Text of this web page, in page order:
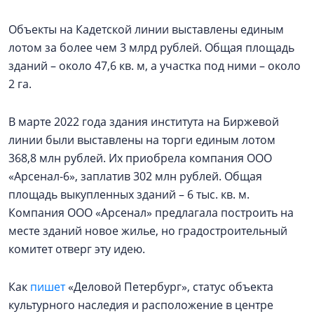
Объекты на Кадетской линии выставлены единым
лотом за более чем 3 млрд рублей. Общая площадь
зданий – около 47,6 кв. м, а участка под ними – около
2 га.
В марте 2022 года здания института на Биржевой
линии были выставлены на торги единым лотом
368,8 млн рублей. Их приобрела компания ООО
«Арсенал-6», заплатив 302 млн рублей. Общая
площадь выкупленных зданий – 6 тыс. кв. м.
Компания ООО «Арсенал» предлагала построить на
месте зданий новое жилье, но градостроительный
комитет отверг эту идею.
Как пишет«Деловой Петербург», статус объекта
культурного наследия и расположение в центре